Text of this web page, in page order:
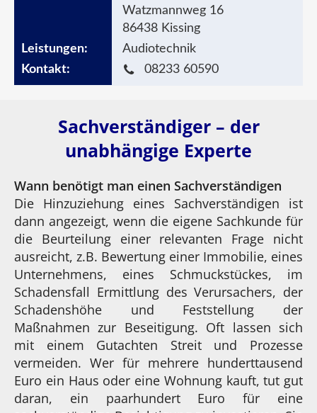
Watzmannweg 16
86438 Kissing
Audiotechnik
08233 60590
Sachverständiger – der
unabhängige Experte
Wann benötigt man einen Sachverständigen
Die Hinzuziehung eines Sachverständigen ist
dann angezeigt, wenn die eigene Sachkunde für
die Beurteilung einer relevanten Frage nicht
ausreicht, z.B. Bewertung einer Immobilie, eines
Unternehmens, eines Schmuckstückes, im
Schadensfall Ermittlung des Verursachers, der
Schadenshöhe und Feststellung der
Maßnahmen zur Beseitigung. Oft lassen sich
mit einem Gutachten Streit und Prozesse
vermeiden. Wer für mehrere hunderttausend
Euro ein Haus oder eine Wohnung kauft, tut gut
daran, ein paarhundert Euro für eine